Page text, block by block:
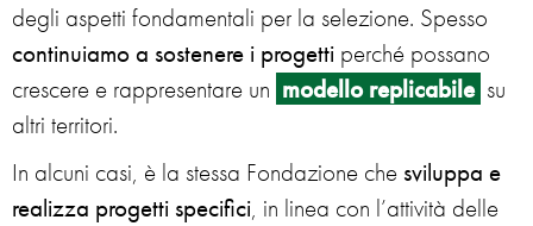
degli aspetti fondamentali per la selezione. Spesso
continuiamo a sostenere i progetti perché possano
crescere e rappresentare un modello replicabile su
altri territori.
In alcuni casi, è la stessa Fondazione che sviluppa e
realizza progetti specifici, in linea con l’attività delle